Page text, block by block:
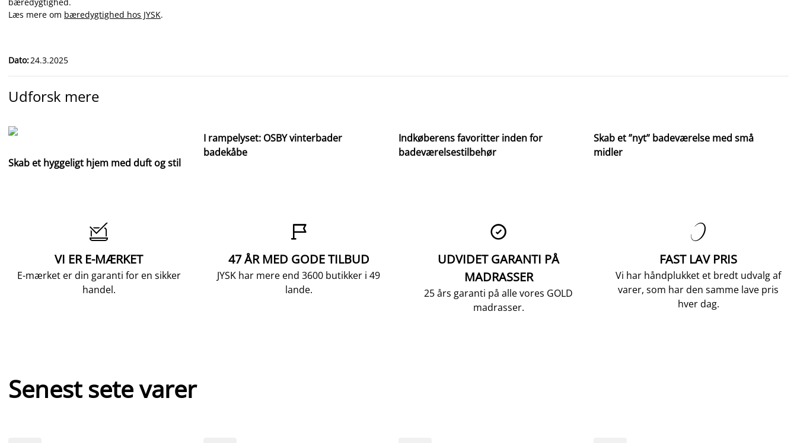
Læs mere om bæredygtighed hos JYSK.
Dato:24.3.2025
Udforsk mere
Skab et hyggeligt hjem med duft og stil
I rampelyset: OSBY vinterbader
badekåbe
Indkøberens favoritter inden for
badeværelsestilbehør
Skab et ”nyt” badeværelse med små
midler

VI ER E-MÆRKET
E-mærket er din garanti for en sikker
handel.

47 ÅR MED GODE TILBUD
JYSK har mere end 3600 butikker i 49
lande.

UDVIDET GARANTI PÅ
MADRASSER
25 års garanti på alle vores GOLD
madrasser.

FAST LAV PRIS
Vi har håndplukket et bredt udvalg af
varer, som har den samme lave pris
hver dag.
Senest sete varer